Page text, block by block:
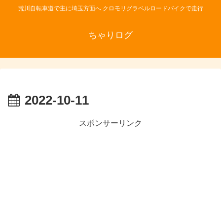
荒川自転車道で主に埼玉方面へ クロモリグラベルロードバイクで走行
ちゃりログ
2022-10-11
スポンサーリンク